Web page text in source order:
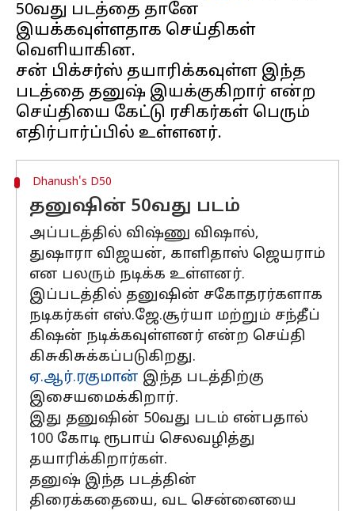
50வது படத்தை தானே
இயக்கவுள்ளதாக செய்திகள்
வெளியாகின.
சன் பிக்சர்ஸ் தயாரிக்கவுள்ள இந்த
படத்தை தனுஷ் இயக்குகிறார் என்ற
செய்தியை கேட்டு ரசிகர்கள் பெரும்
Dhanush's D50
தனுஷின் 50வது படம்
அப்படத்தில் விஷ்ணு விஷால்,
துஷாரா விஜயன், காளிதாஸ் ஜெயராம்
என பலரும் நடிக்க உள்ளனர்.
இப்படத்தில் தனுஷின் சகோதரர்களாக
நடிகர்கள் எஸ்.ஜே.சூர்யா மற்றும் சந்தீப்
கிஷன் நடிக்கவுள்ளனர் என்ற செய்தி
கிசுகிசுக்கப்படுகிறது.
ஏ.ஆர்.ரகுமான் இந்த படத்திற்கு
இசையமைக்கிறார்.
இது தனுஷின் 50வது படம் என்பதால்
100 கோடி ரூபாய் செலவழித்து
தயாரிக்கிறார்கள்.
தனுஷ் இந்த படத்தின்
திரைக்கதையை, வட சென்னையை